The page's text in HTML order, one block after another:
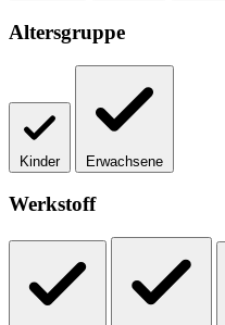
Altersgruppe
Kinder Erwachsene
Werkstoff